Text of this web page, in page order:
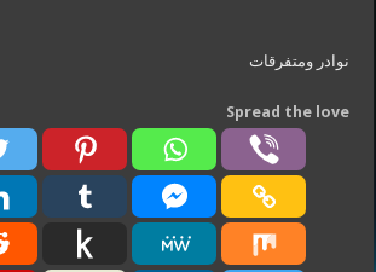
نوادر ومتفرقات
Spread the love